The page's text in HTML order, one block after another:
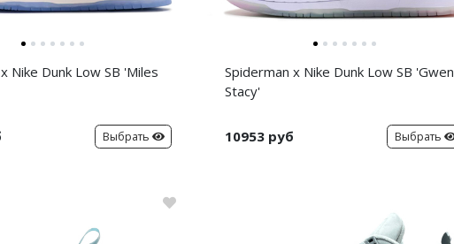
Nike Dunk Low SB 'Miles
Выбрать
Spiderman x Nike Dunk Low SB 'Gwen
Stacy'
10953 руб Выбрать